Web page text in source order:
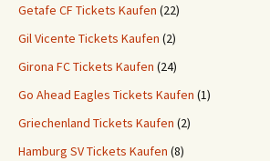
Getafe CF Tickets Kaufen (22)
Gil Vicente Tickets Kaufen (2)
Girona FC Tickets Kaufen (24)
Go Ahead Eagles Tickets Kaufen (1)
Griechenland Tickets Kaufen (2)
Hamburg SV Tickets Kaufen (8)